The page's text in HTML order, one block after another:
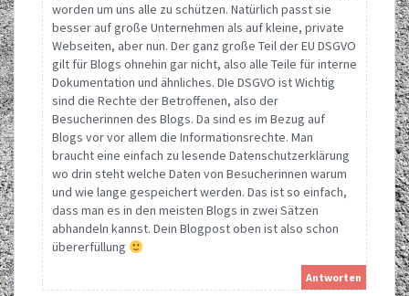
worden um uns alle zu schützen. Natürlich passt sie
besser auf große Unternehmen als auf kleine, private
Webseiten, aber nun. Der ganz große Teil der EU DSGVO
gilt für Blogs ohnehin gar nicht, also alle Teile für interne
Dokumentation und ähnliches. DIe DSGVO ist Wichtig
sind die Rechte der Betroffenen, also der
Besucherinnen des Blogs. Da sind es im Bezug auf
Blogs vor vor allem die Informationsrechte. Man
braucht eine einfach zu lesende Datenschutzerklärung
wo drin steht welche Daten von Besucherinnen warum
und wie lange gespeichert werden. Das ist so einfach,
dass man es in den meisten Blogs in zwei Sätzen
abhandeln kannst. Dein Blogpost oben ist also schon
übererfüllung
Antworten